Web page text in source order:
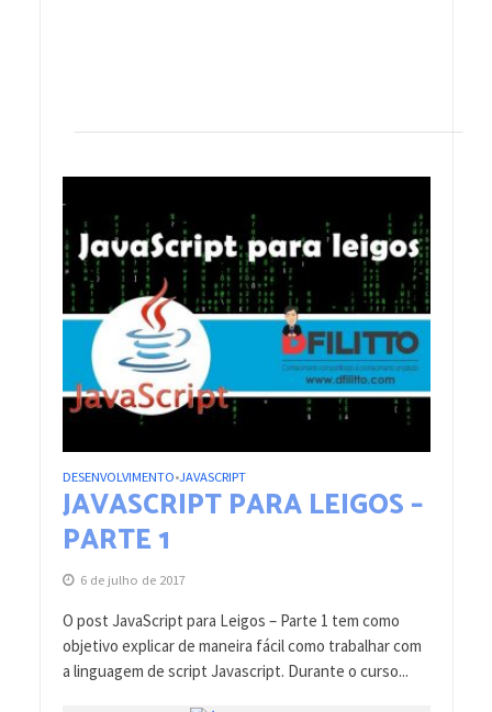
DESENVOLVIMENTO•JAVASCRIPT
JAVASCRIPT PARA LEIGOS –
PARTE 1
6 de julho de 2017
O post JavaScript para Leigos – Parte 1 tem como
objetivo explicar de maneira fácil como trabalhar com
a linguagem de script Javascript. Durante o curso...